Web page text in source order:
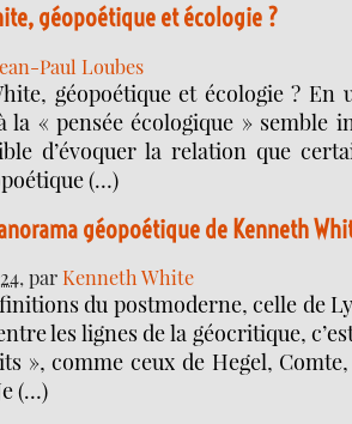
géopoétique et écologie ?
Paul Loubes
géopoétique et écologie ? En
la « pensée écologique » semble
d’évoquer la relation que
(…)
géopoétique de Kenneth
, parKenneth White
du postmoderne, celle de
les lignes de la géocritique,
», comme ceux de Hegel,
(…)